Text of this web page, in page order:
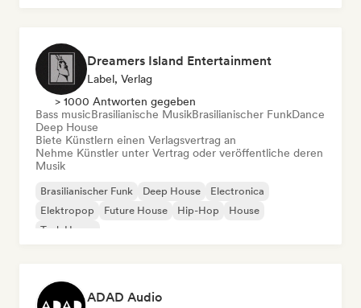
Dreamers Island Entertainment
Label, Verlag
> 1000 Antworten gegeben
Bass musicBrasilianische MusikBrasilianischer FunkDance
Deep House
Biete Künstlern einen Verlagsvertrag an
Nehme Künstler unter Vertrag oder veröffentliche deren
Musik
Brasilianischer Funk Deep House
Electronica
Elektropop
Future House Hip-Hop
House
Tech House
ADAD Audio